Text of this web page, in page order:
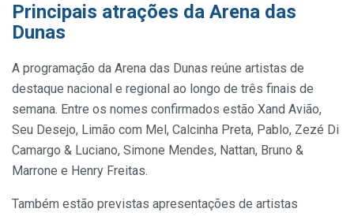
Principais atrações da Arena das
Dunas
A programação da Arena das Dunas reúne artistas de
destaque nacional e regional ao longo de três finais de
semana. Entre os nomes confirmados estão Xand Avião,
Seu Desejo, Limão com Mel, Calcinha Preta, Pablo, Zezé Di
Camargo & Luciano, Simone Mendes, Nattan, Bruno &
Marrone e Henry Freitas.
Também estão previstas apresentações de artistas